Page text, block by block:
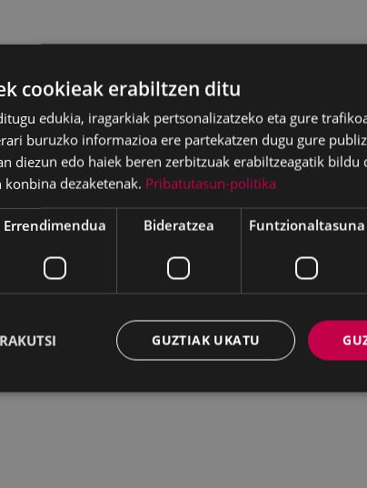
cookieak erabiltzen ditu
edukia, iragarkiak pertsonalizatzeko eta gure
buruzko informazioa ere partekatzen dugu gure
diezun edo haiek beren zerbitzuak erabiltzeagatik bildu
dezaketenak. Pribatutasun-politika
Errendimendua Bideratzea Funtzionaltasuna
GUZTIAK UKATU